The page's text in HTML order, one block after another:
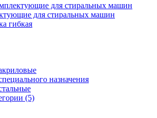
для стиральных машин
для стиральных машин
гибкая
назначения
(5)